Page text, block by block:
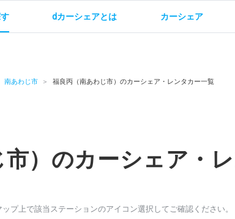
dカーシェアとは カーシェア
南あわじ市 福良丙（南あわじ市）のカーシェア・レンタカー一覧
）のカーシェア・
プ上で該当ステーションのアイコン選択してご確認ください。